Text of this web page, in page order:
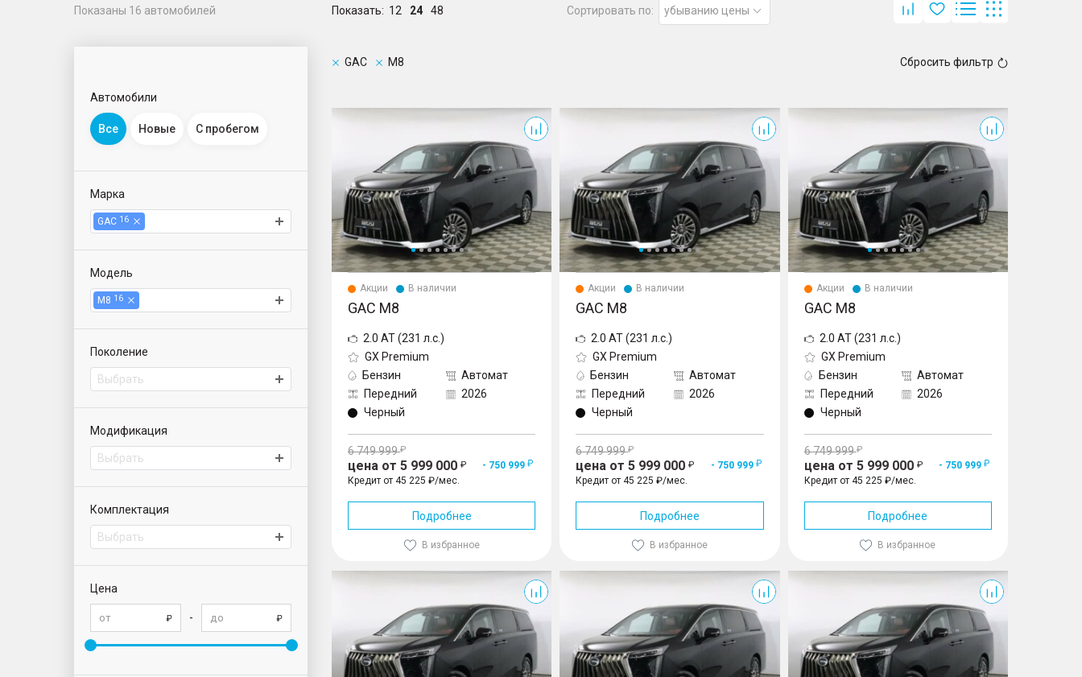
Показаны 16 автомобилей
Автомобили
Все Новые С пробегом
Марка
GAC 16
Модель
M8 16
Поколение
Выбрать
Модификация
Выбрать
Комплектация
Выбрать
Цена
-
Показать: 12 24 48 Сортировать по: убыванию цены
GAC M8 Сбросить фильтр
Акции В наличии
GAC M8
2.0 AT (231 л.с.)
GX Premium
Бензин
Автомат
Передний
2026
Черный
6 749 999
цена от 5 999 000
- 750 999
Кредит от 45 225 ₽/мес.
Подробнее
В избранное
Акции В наличии
GAC M8
2.0 AT (231 л.с.)
GX Premium
Бензин
Автомат
Передний
2026
Черный
6 749 999
цена от 5 999 000
- 750 999
Кредит от 45 225 ₽/мес.
Подробнее
В избранное
Акции В наличии
GAC M8
2.0 AT (231 л.с.)
GX Premium
Бензин
Автомат
Передний
2026
Черный
6 749 999
цена от 5 999 000
- 750 999
Кредит от 45 225 ₽/мес.
Подробнее
В избранное